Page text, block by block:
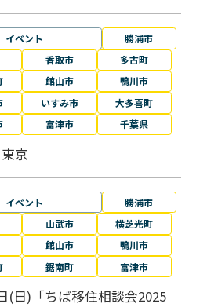
イベント
勝浦市
香取市
多古町
館山市
鴨川市
いすみ市
大多喜町
富津市 千葉県
京
イベント
勝浦市
山武市
横芝光町
館山市
鴨川市
鋸南町 富津市
(日)「ちば移住相談会2025